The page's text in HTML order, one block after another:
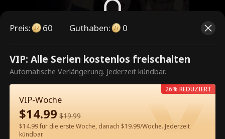
Dies ist eine kostenpflichtige
Episode. Bitte entsperren, um
weiterzusehen.
60Jetzt entsperren
Preis: 60 Guthaben: 0
VIP: Alle Serien kostenlos freischalten
Automatische Verlängerung. Jederzeit kündbar.
VIP-Woche
$14.99 $19.99
$14.99 für die erste Woche, danach $19.99/Woche. Jederzeit
kündbar.
26% REDUZIERT